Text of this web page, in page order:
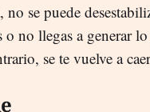
no se puede
o no llegas a generar
se te vuelve a